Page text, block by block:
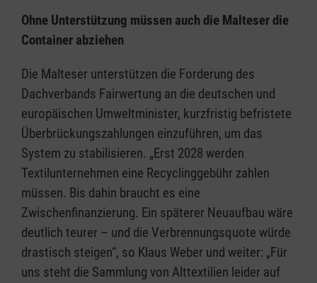
Ohne Unterstützung müssen auch die Malteser die
Container abziehen
Die Malteser unterstützen die Forderung des
Dachverbands Fairwertung an die deutschen und
europäischen Umweltminister, kurzfristig befristete
Überbrückungszahlungen einzuführen, um das
System zu stabilisieren. „Erst 2028 werden
Textilunternehmen eine Recyclinggebühr zahlen
müssen. Bis dahin braucht es eine
Zwischenfinanzierung. Ein späterer Neuaufbau wäre
deutlich teurer – und die Verbrennungsquote würde
drastisch steigen“, so Klaus Weber und weiter: „Für
uns steht die Sammlung von Alttextilien leider auf